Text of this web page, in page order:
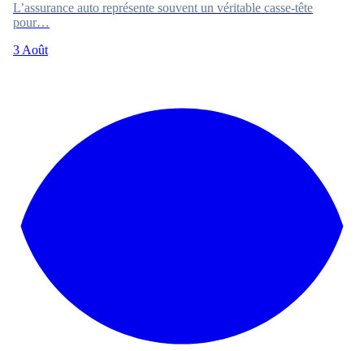
L’assurance auto représente souvent un véritable casse-tête
pour…
3 Août